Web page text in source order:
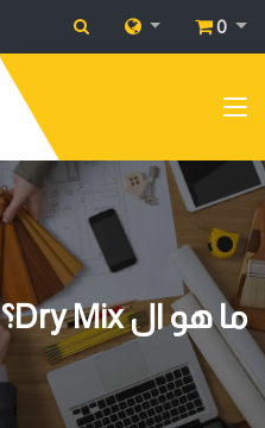
0
ما هو ال Dry Mix؟